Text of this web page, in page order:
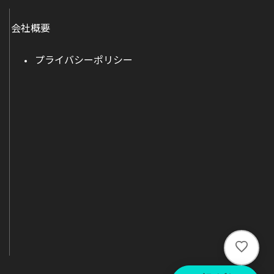
い
ね
会社概要
プライバシーポリシー